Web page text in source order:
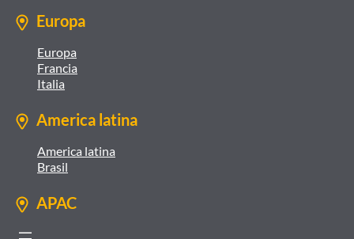
Europa
Europa
Francia
Italia
America latina
America latina
Brasil
APAC